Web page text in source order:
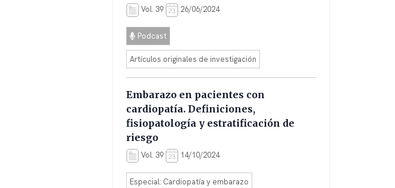
Vol. 39 26/06/2024
Podcast
Artículos originales de investigación
Embarazo en pacientes con
cardiopatía. Definiciones,
fisiopatología y estratificación de
riesgo
Vol. 39 14/10/2024
Especial: Cardiopatía y embarazo